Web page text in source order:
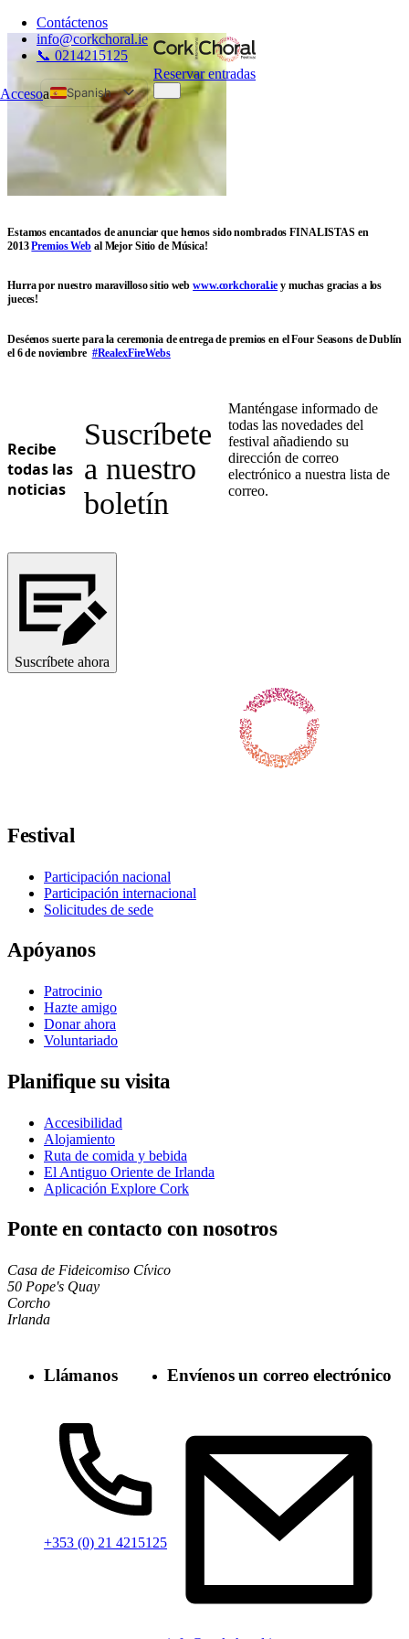
Contáctenos
info@corkchoral.ie
📞 0214215125
Accesoa
Spanish
English
Bulgarian
Danish
Greek
Italian
Ukrainian
Reservar entradas
Estamos encantados de anunciar que hemos sido nombrados FINALISTAS en
2013Premios Web al Mejor Sitio de Música!
Hurra por nuestro maravilloso sitio webwww.corkchoral.ie y muchas gracias a los
jueces!
Deséenos suerte para la ceremonia de entrega de premios en el Four Seasons de Dublín
el 6 de noviembre #RealexFireWebs
Recibe
todas las
noticias
Suscríbete
a nuestro
boletín
Manténgase informado de
todas las novedades del
festival añadiendo su
dirección de correo
electrónico a nuestra lista de
correo.
Suscríbete ahora
Festival
Participación nacional
Participación internacional
Solicitudes de sede
Apóyanos
Patrocinio
Hazte amigo
Donar ahora
Voluntariado
Planifique su visita
Accesibilidad
Alojamiento
Ruta de comida y bebida
El Antiguo Oriente de Irlanda
Aplicación Explore Cork
Ponte en contacto con nosotros
Casa de Fideicomiso Cívico
50 Pope's Quay
Corcho
Irlanda
Llámanos
+353 (0) 21 4215125
Envíenos un correo electrónico